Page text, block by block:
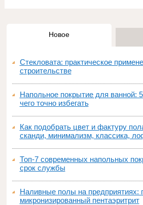
Новое
Стекловата: практическое
строительстве
Напольное покрытие для ванной:
чего точно избегать
Как подобрать цвет и фактуру
сканди, минимализм, классика,
Топ‑7 современных напольных
срок службы
Наливные полы на предприятиях:
микронизированный пентаэритрит